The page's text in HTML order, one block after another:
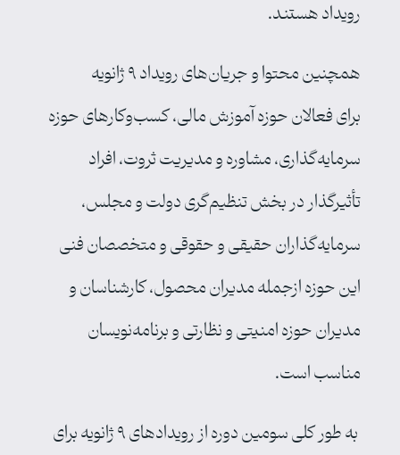
رویداد هستند.
همچنین محتوا و جریان‌های رویداد ۹ ژانویه
برای فعالان حوزه آموزش مالی، کسب‌وکارهای حوزه
سرمایه‌گذاری، مشاوره و مدیریت ثروت، افراد
تأثیرگذار در بخش تنظیم‌گری دولت و مجلس،
سرمایه‌گذاران حقیقی و حقوقی و متخصصان فنی
این حوزه ازجمله مدیران محصول، کارشناسان و
مدیران حوزه امنیتی و نظارتی و برنامه‌نویسان
مناسب است.
به طور کلی سومین دوره از رویدادهای ۹ ژانویه برای